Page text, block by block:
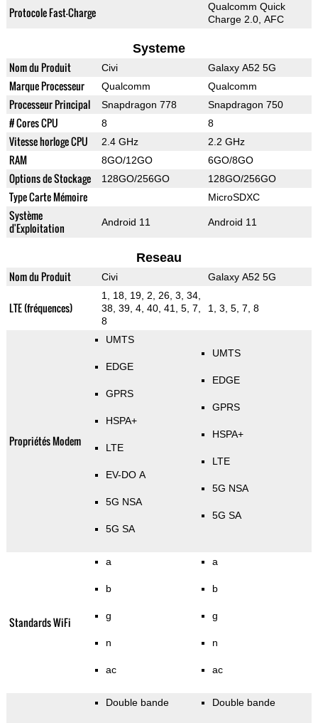
Protocole Fast-Charge
Qualcomm Quick
Charge 2.0, AFC
Systeme
Nom du Produit Civi Galaxy A52 5G
Marque Processeur Qualcomm Qualcomm
Processeur Principal Snapdragon 778 Snapdragon 750
# Cores CPU 8 8
Vitesse horloge CPU 2.4 GHz 2.2 GHz
RAM 8GO/12GO 6GO/8GO
Options de Stockage 128GO/256GO 128GO/256GO
Type Carte Mémoire MicroSDXC
Système
d'Exploitation
Android 11 Android 11
Reseau
Nom du Produit Civi Galaxy A52 5G
LTE (fréquences)
1, 18, 19, 2, 26, 3, 34,
38, 39, 4, 40, 41, 5, 7,
8
1, 3, 5, 7, 8
Propriétés Modem
UMTS
EDGE
GPRS
HSPA+
LTE
EV-DO A
5G NSA
5G SA
UMTS
EDGE
GPRS
HSPA+
LTE
5G NSA
5G SA
Standards WiFi
a
b
g
n
ac
a
b
g
n
ac
Double bande Double bande